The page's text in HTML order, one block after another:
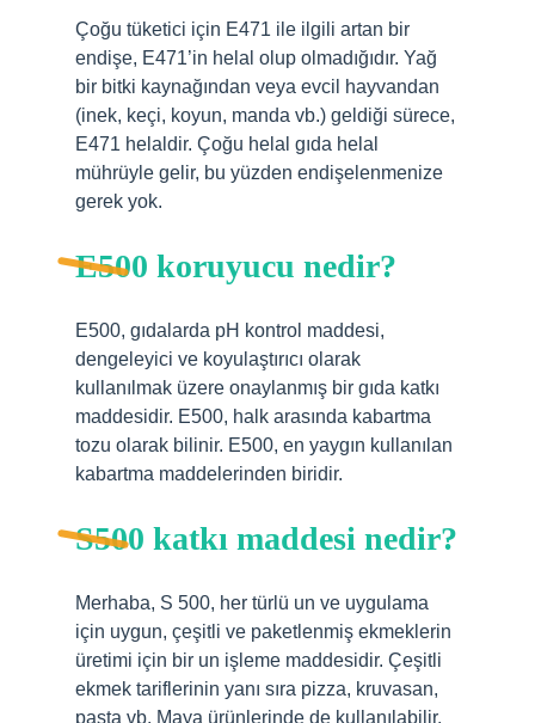
Çoğu tüketici için E471 ile ilgili artan bir
endişe, E471’in helal olup olmadığıdır. Yağ
bir bitki kaynağından veya evcil hayvandan
(inek, keçi, koyun, manda vb.) geldiği sürece,
E471 helaldir. Çoğu helal gıda helal
mührüyle gelir, bu yüzden endişelenmenize
gerek yok.
E500 koruyucu nedir?
E500, gıdalarda pH kontrol maddesi,
dengeleyici ve koyulaştırıcı olarak
kullanılmak üzere onaylanmış bir gıda katkı
maddesidir. E500, halk arasında kabartma
tozu olarak bilinir. E500, en yaygın kullanılan
kabartma maddelerinden biridir.
S500 katkı maddesi nedir?
Merhaba, S 500, her türlü un ve uygulama
için uygun, çeşitli ve paketlenmiş ekmeklerin
üretimi için bir un işleme maddesidir. Çeşitli
ekmek tariflerinin yanı sıra pizza, kruvasan,
pasta vb. Maya ürünlerinde de kullanılabilir.